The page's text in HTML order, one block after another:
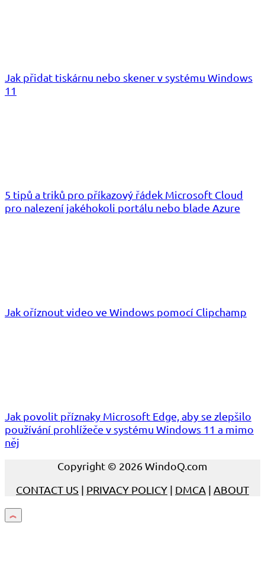
Jak přidat tiskárnu nebo skener v systému Windows
11
5 tipů a triků pro příkazový řádek Microsoft Cloud
pro nalezení jakéhokoli portálu nebo blade Azure
Jak oříznout video ve Windows pomocí Clipchamp
Jak povolit příznaky Microsoft Edge, aby se zlepšilo
používání prohlížeče v systému Windows 11 a mimo
něj
Copyright © 2026 WindoQ.com
CONTACT US | PRIVACY POLICY | DMCA | ABOUT